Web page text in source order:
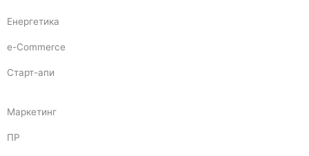
Енергетика
e-Commerce
Старт-апи
Маркетинг
ПР